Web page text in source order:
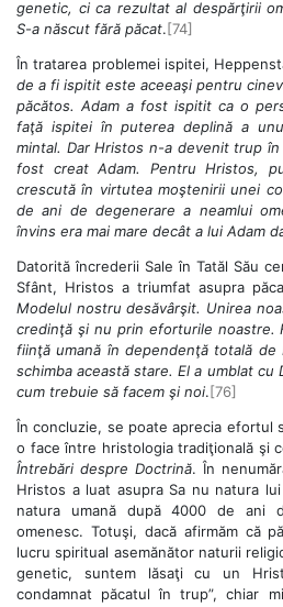
genetic, ci ca rezultat al despărţirii
S-a născut fără păcat.[74]
În tratarea problemei ispitei,
de a fi ispitit este aceeaşi pentru
păcătos. Adam a fost ispitit ca o
faţă ispitei în puterea deplină a
mintal. Dar Hristos n-a devenit trup
fost creat Adam. Pentru Hristos,
crescută în virtutea moştenirii unei
de ani de degenerare a neamlui
învins era mai mare decât a lui Adam
Datorită încrederii Sale în Tatăl Său
Sfânt, Hristos a triumfat asupra
Modelul nostru desăvârşit. Unirea
credinţă şi nu prin eforturile noastre.
fiinţă umană în dependenţă totală
schimba această stare. El a umblat cu
cum trebuie să facem şi noi.[76]
În concluzie, se poate aprecia efortul
o face între hristologia tradiţională şi
Întrebări despre Doctrină. În
Hristos a luat asupra Sa nu natura
natura umană după 4000 de ani
omenesc. Totuşi, dacă afirmăm că
lucru spiritual asemănător naturii
genetic, suntem lăsaţi cu un
condamnat păcatul în trup”, chiar